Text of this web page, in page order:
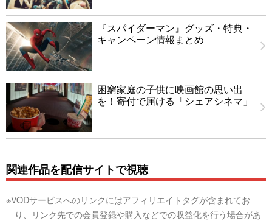
『スパイダーマン』グッズ・特典・
キャンペーン情報まとめ
困窮家庭の子供に映画館の思い出
を！寄付で届ける「シェアシネマ」
関連作品を配信サイトで視聴
※VODサービスへのリンクにはアフィリエイトタグが含まれてお
り、リンク先での会員登録や購入などでの収益化を行う場合があ